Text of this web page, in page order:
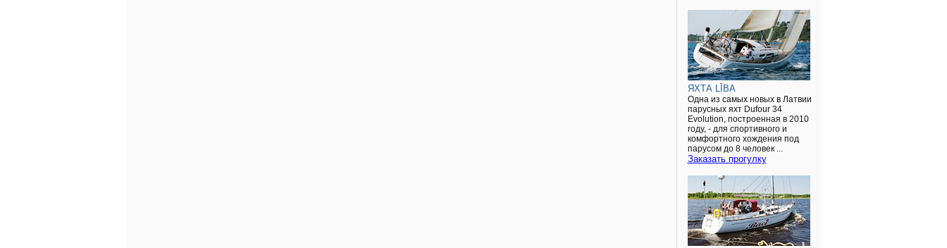
ЯХТА LĪBA
Одна из самых новых в Латвии
парусных яхт Dufour 34
Evolution, построенная в 2010
году, - для спортивного и
комфортного хождения под
парусом до 8 человек ...
Заказать прогулку